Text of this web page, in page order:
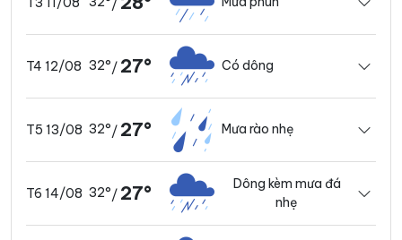
/
T4 12/08 32°/ 27° Có dông
T5 13/08 32°/ 27° Mưa rào nhẹ
T6 14/08 32°/ 27°
Dông kèm mưa đá
nhẹ